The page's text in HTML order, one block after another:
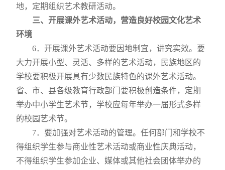
地，定期组织艺术教研活动。
三、开展课外艺术活动，营造良好校园文化艺术
环境
6．开展课外艺术活动要因地制宜，讲究实效。要
大力开展小型、灵活、多样的艺术活动，民族地区的
学校要积极开展具有少数民族特色的课外艺术活动。
省、市、县各级教育行政部门要积极创造条件，定期
举办中小学生艺术节，学校应每年举办一届形式多样
的校园艺术节。
7．要加强对艺术活动的管理。任何部门和学校不
得组织学生参与商业性艺术活动或商业性庆典活动，
不得组织学生参加企业、媒体或其他社会团体举办的